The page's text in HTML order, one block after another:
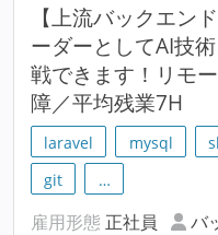
【上流バックエン
ーダーとしてAI技
戦できます！リモ
障／平均残業7H
laravel mysql
git
…
雇用形態 正社員 バ